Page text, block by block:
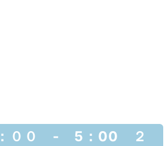
００ - 5：00 ２